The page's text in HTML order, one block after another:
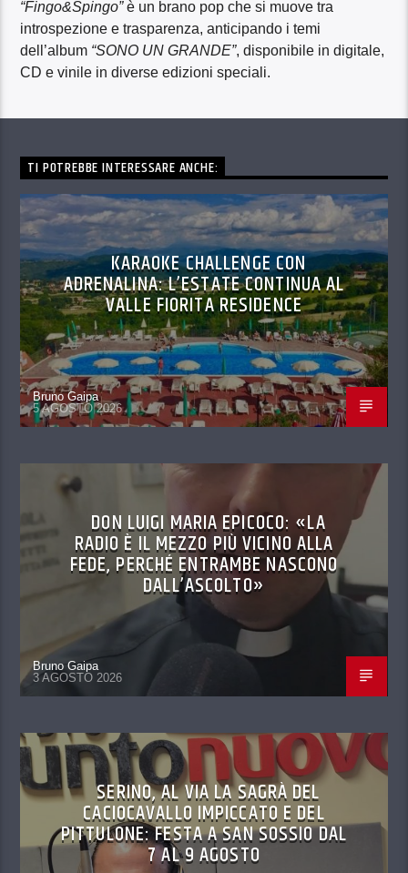
“Fingo&Spingo”è un brano pop che si muove tra
introspezione e trasparenza, anticipando i temi
dell’album “SONO UN GRANDE”, disponibile in digitale,
CD e vinile in diverse edizioni speciali.
TI POTREBBE INTERESSARE ANCHE:
KARAOKE CHALLENGE CON
ADRENALINA: L’ESTATE CONTINUA AL
VALLE FIORITA RESIDENCE
Bruno Gaipa
5 AGOSTO 2026
DON LUIGI MARIA EPICOCO: «LA
RADIO È IL MEZZO PIÙ VICINO ALLA
FEDE, PERCHÉ ENTRAMBE NASCONO
DALL’ASCOLTO»
Bruno Gaipa
3 AGOSTO 2026
SERINO, AL VIA LA SAGRÀ DEL
CACIOCAVALLO IMPICCATO E DEL
PITTULONE: FESTA A SAN SOSSIO DAL
7 AL 9 AGOSTO